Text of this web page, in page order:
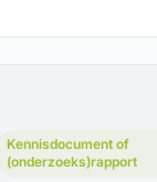
Kennisdocument of
(onderzoeks)rapport